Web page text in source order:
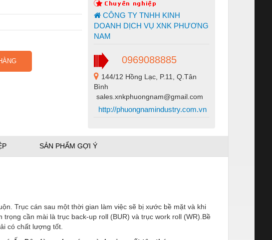
CÔNG TY TNHH KINH
DOANH DỊCH VỤ XNK PHƯƠNG
NAM
0969088885
144/12 Hồng Lạc, P.11, Q.Tân
Bình
sales.xnkphuongnam@gmail.com
http://phuongnamindustry.com.vn
SẢN PHẨM GỢI Ý
Trục cán sau một thời gian làm việc sẽ bị xước bề mặt và khi
cần mài là trục back-up roll (BUR) và trục work roll (WR).Bề
có chất lượng tốt.